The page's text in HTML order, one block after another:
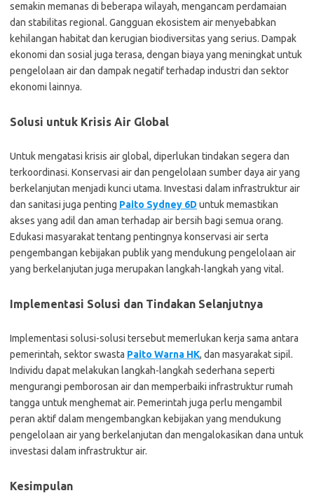
semakin memanas di beberapa wilayah, mengancam perdamaian
dan stabilitas regional. Gangguan ekosistem air menyebabkan
kehilangan habitat dan kerugian biodiversitas yang serius. Dampak
ekonomi dan sosial juga terasa, dengan biaya yang meningkat untuk
pengelolaan air dan dampak negatif terhadap industri dan sektor
ekonomi lainnya.
Solusi untuk Krisis Air Global
Untuk mengatasi krisis air global, diperlukan tindakan segera dan
terkoordinasi. Konservasi air dan pengelolaan sumber daya air yang
berkelanjutan menjadi kunci utama. Investasi dalam infrastruktur air
dan sanitasi juga penting Paito Sydney 6D untuk memastikan
akses yang adil dan aman terhadap air bersih bagi semua orang.
Edukasi masyarakat tentang pentingnya konservasi air serta
pengembangan kebijakan publik yang mendukung pengelolaan air
yang berkelanjutan juga merupakan langkah-langkah yang vital.
Implementasi Solusi dan Tindakan Selanjutnya
Implementasi solusi-solusi tersebut memerlukan kerja sama antara
pemerintah, sektor swasta Paito Warna HK, dan masyarakat sipil.
Individu dapat melakukan langkah-langkah sederhana seperti
mengurangi pemborosan air dan memperbaiki infrastruktur rumah
tangga untuk menghemat air. Pemerintah juga perlu mengambil
peran aktif dalam mengembangkan kebijakan yang mendukung
pengelolaan air yang berkelanjutan dan mengalokasikan dana untuk
investasi dalam infrastruktur air.
Kesimpulan